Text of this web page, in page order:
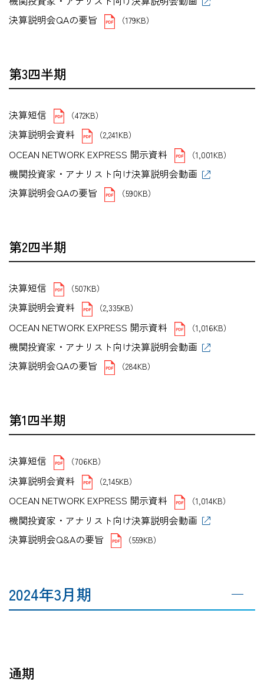
決算説明会QAの要旨
（179KB）
第3四半期
決算短信 （472KB）
決算説明会資料 （2,241KB）
OCEAN NETWORK EXPRESS 開示資料 （1,001KB）
機関投資家・アナリスト向け決算説明会動画
決算説明会QAの要旨
（590KB）
第2四半期
決算短信 （507KB）
決算説明会資料 （2,335KB）
OCEAN NETWORK EXPRESS 開示資料 （1,016KB）
機関投資家・アナリスト向け決算説明会動画
決算説明会QAの要旨
（284KB）
第1四半期
決算短信 （706KB）
決算説明会資料 （2,145KB）
OCEAN NETWORK EXPRESS 開示資料 （1,014KB）
機関投資家・アナリスト向け決算説明会動画
決算説明会Q&Aの要旨
（559KB）
2024年3月期
通期